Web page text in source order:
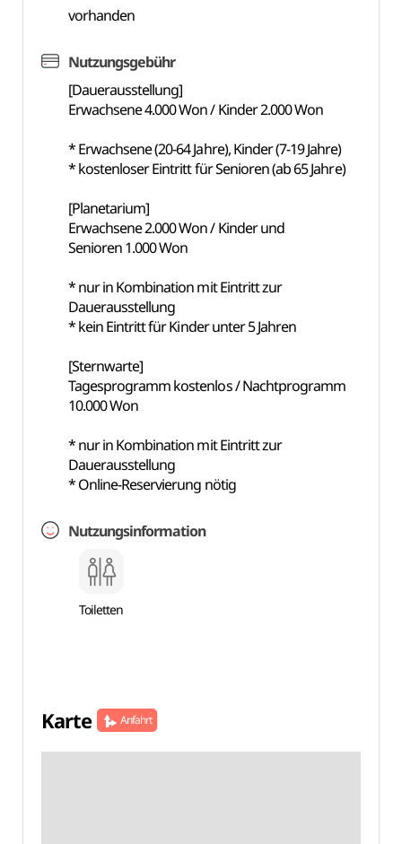
vorhanden
Nutzungsgebühr
[Dauerausstellung]
Erwachsene 4.000 Won / Kinder 2.000 Won
* Erwachsene (20-64 Jahre), Kinder (7-19 Jahre)
* kostenloser Eintritt für Senioren (ab 65 Jahre)
[Planetarium]
Erwachsene 2.000 Won / Kinder und
Senioren 1.000 Won
* nur in Kombination mit Eintritt zur
Dauerausstellung
* kein Eintritt für Kinder unter 5 Jahren
[Sternwarte]
Tagesprogramm kostenlos / Nachtprogramm
10.000 Won
* nur in Kombination mit Eintritt zur
Dauerausstellung
* Online-Reservierung nötig
Nutzungsinformation
Toiletten
Karte Anfahrt